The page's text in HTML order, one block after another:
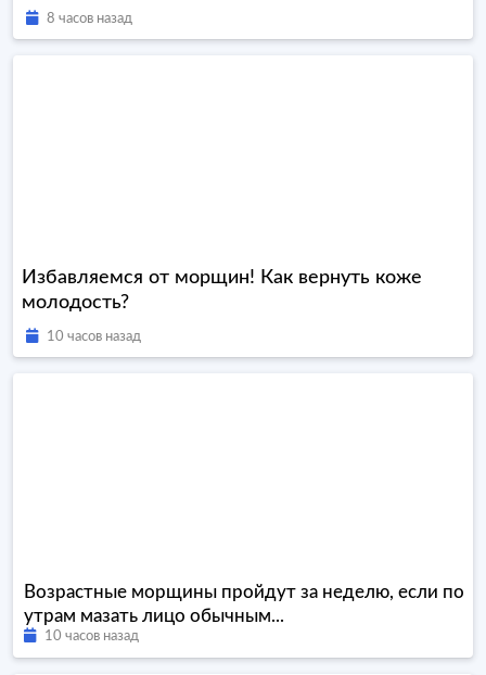
8 часов назад
Избавляемся от морщин! Как вернуть коже
молодость?
10 часов назад
Возрастные морщины пройдут за неделю, если по
утрам мазать лицо обычным...
10 часов назад